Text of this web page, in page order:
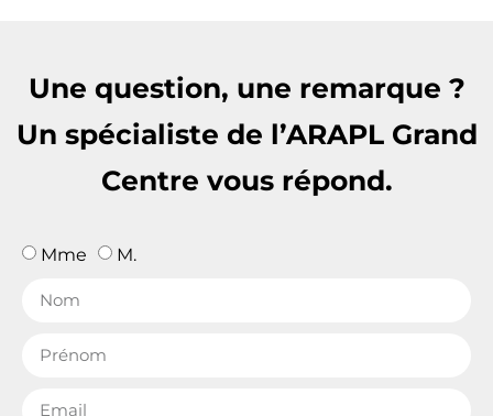
Une question, une remarque ?
Un spécialiste de l’ARAPL Grand
Centre vous répond.
Mme M.